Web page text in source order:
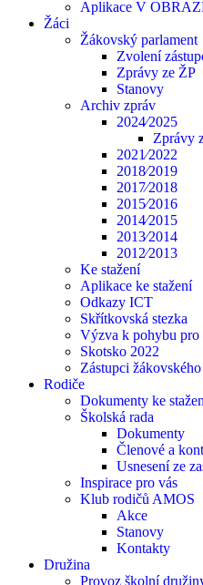
Aplikace V
Žáci
Žákovský parlament
Zvolení
Zprávy ze ŽP
Stanovy
Archiv zpráv
2024⁄2025
Zprávy
2021⁄2022
2018⁄2019
2017⁄2018
2015⁄2016
2014⁄2015
2013⁄2014
2012⁄2013
Ke stažení
Aplikace ke stažení
Odkazy ICT
Skřítkovská stezka
Výzva k pohybu pro
Skotsko 2022
Zástupci
Rodiče
Dokumenty ke
Školská rada
Dokumenty
Členové a
Usnesení ze
Inspirace pro vás
Klub rodičů AMOS
Akce
Stanovy
Kontakty
Družina
Provoz školní